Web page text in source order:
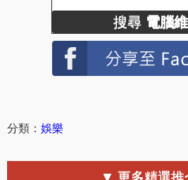
搜尋 電腦
分類： 娛樂
▼ 更多精選